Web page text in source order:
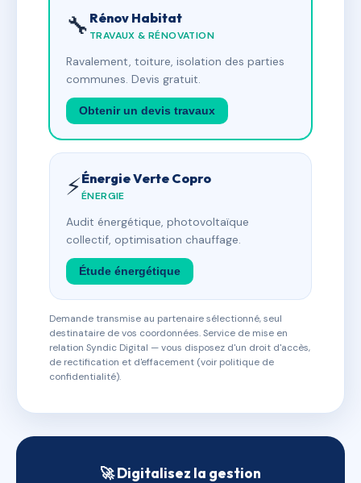
🔧 Rénov Habitat
TRAVAUX & RÉNOVATION
Ravalement, toiture, isolation des parties
communes. Devis gratuit.
Obtenir un devis travaux
⚡Énergie Verte Copro
ÉNERGIE
Audit énergétique, photovoltaïque
collectif, optimisation chauffage.
Étude énergétique
Demande transmise au partenaire sélectionné, seul
destinataire de vos coordonnées. Service de mise en
relation Syndic Digital — vous disposez d'un droit d'accès,
de rectification et d'effacement (voir politique de
confidentialité).
🚀 Digitalisez la gestion